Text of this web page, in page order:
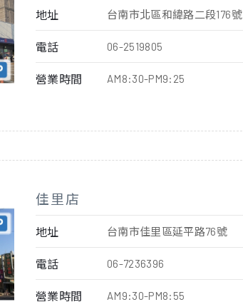
營業時間 AM8:30-PM9:25
電話 06-2519805
地址 台南市北區和緯路二段176號
佳里店
營業時間 AM9:30-PM8:55
電話 06-7236396
地址 台南市佳里區延平路76號